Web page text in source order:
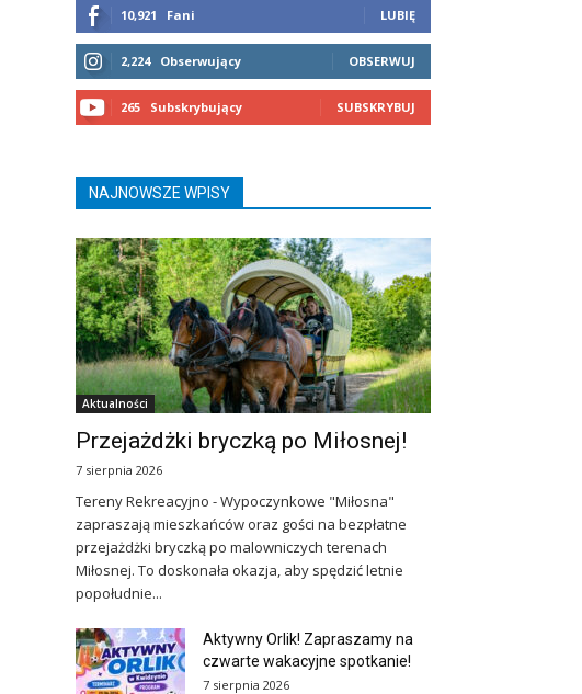
10,921 Fani LUBIĘ
2,224 Obserwujący OBSERWUJ
265 Subskrybujący SUBSKRYBUJ
NAJNOWSZE WPISY
Aktualności
Przejażdżki bryczką po Miłosnej!
7 sierpnia 2026
Tereny Rekreacyjno - Wypoczynkowe "Miłosna"
zapraszają mieszkańców oraz gości na bezpłatne
przejażdżki bryczką po malowniczych terenach
Miłosnej. To doskonała okazja, aby spędzić letnie
popołudnie...
Aktywny Orlik! Zapraszamy na
czwarte wakacyjne spotkanie!
7 sierpnia 2026